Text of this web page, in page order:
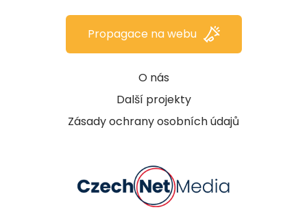
O nás
Další projekty
Zásady ochrany osobních údajů
Propagace na webu